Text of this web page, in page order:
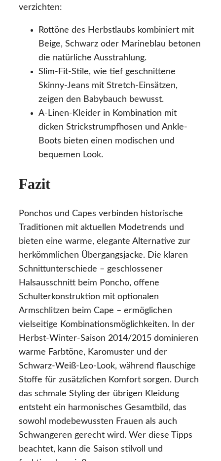
verzichten:
Rottöne des Herbstlaubs kombiniert mit
Beige, Schwarz oder Marineblau betonen
die natürliche Ausstrahlung.
Slim-Fit-Stile, wie tief geschnittene
Skinny-Jeans mit Stretch-Einsätzen,
zeigen den Babybauch bewusst.
A-Linen-Kleider in Kombination mit
dicken Strickstrumpfhosen und Ankle-
Boots bieten einen modischen und
bequemen Look.
Fazit
Ponchos und Capes verbinden historische
Traditionen mit aktuellen Modetrends und
bieten eine warme, elegante Alternative zur
herkömmlichen Übergangsjacke. Die klaren
Schnittunterschiede – geschlossener
Halsausschnitt beim Poncho, offene
Schulterkonstruktion mit optionalen
Armschlitzen beim Cape – ermöglichen
vielseitige Kombinationsmöglichkeiten. In der
Herbst-Winter-Saison 2014/2015 dominieren
warme Farbtöne, Karomuster und der
Schwarz-Weiß-Leo-Look, während flauschige
Stoffe für zusätzlichen Komfort sorgen. Durch
das schmale Styling der übrigen Kleidung
entsteht ein harmonisches Gesamtbild, das
sowohl modebewussten Frauen als auch
Schwangeren gerecht wird. Wer diese Tipps
beachtet, kann die Saison stilvoll und